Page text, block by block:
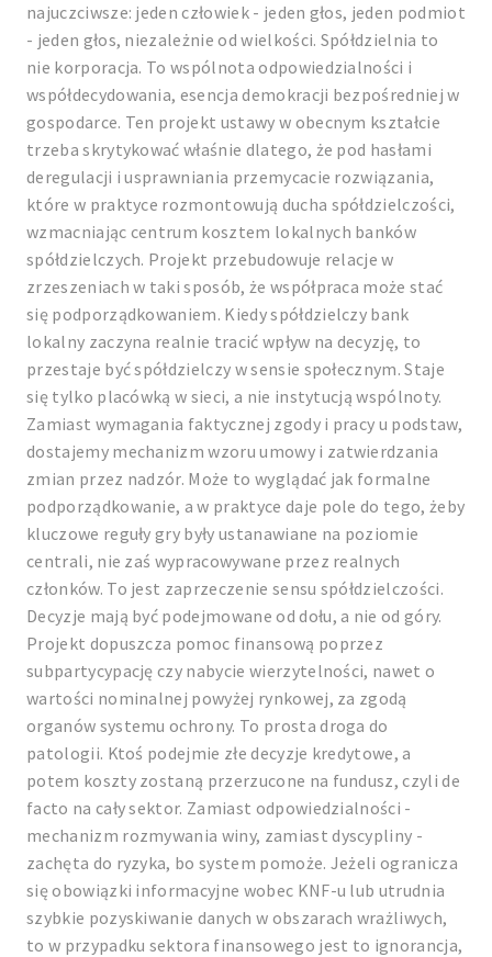
najuczciwsze: jeden człowiek - jeden głos, jeden podmiot
- jeden głos, niezależnie od wielkości. Spółdzielnia to
nie korporacja. To wspólnota odpowiedzialności i
współdecydowania, esencja demokracji bezpośredniej w
gospodarce. Ten projekt ustawy w obecnym kształcie
trzeba skrytykować właśnie dlatego, że pod hasłami
deregulacji i usprawniania przemycacie rozwiązania,
które w praktyce rozmontowują ducha spółdzielczości,
wzmacniając centrum kosztem lokalnych banków
spółdzielczych. Projekt przebudowuje relacje w
zrzeszeniach w taki sposób, że współpraca może stać
się podporządkowaniem. Kiedy spółdzielczy bank
lokalny zaczyna realnie tracić wpływ na decyzję, to
przestaje być spółdzielczy w sensie społecznym. Staje
się tylko placówką w sieci, a nie instytucją wspólnoty.
Zamiast wymagania faktycznej zgody i pracy u podstaw,
dostajemy mechanizm wzoru umowy i zatwierdzania
zmian przez nadzór. Może to wyglądać jak formalne
podporządkowanie, a w praktyce daje pole do tego, żeby
kluczowe reguły gry były ustanawiane na poziomie
centrali, nie zaś wypracowywane przez realnych
członków. To jest zaprzeczenie sensu spółdzielczości.
Decyzje mają być podejmowane od dołu, a nie od góry.
Projekt dopuszcza pomoc finansową poprzez
subpartycypację czy nabycie wierzytelności, nawet o
wartości nominalnej powyżej rynkowej, za zgodą
organów systemu ochrony. To prosta droga do
patologii. Ktoś podejmie złe decyzje kredytowe, a
potem koszty zostaną przerzucone na fundusz, czyli de
facto na cały sektor. Zamiast odpowiedzialności -
mechanizm rozmywania winy, zamiast dyscypliny -
zachęta do ryzyka, bo system pomoże. Jeżeli ogranicza
się obowiązki informacyjne wobec KNF-u lub utrudnia
szybkie pozyskiwanie danych w obszarach wrażliwych,
to w przypadku sektora finansowego jest to ignorancja,